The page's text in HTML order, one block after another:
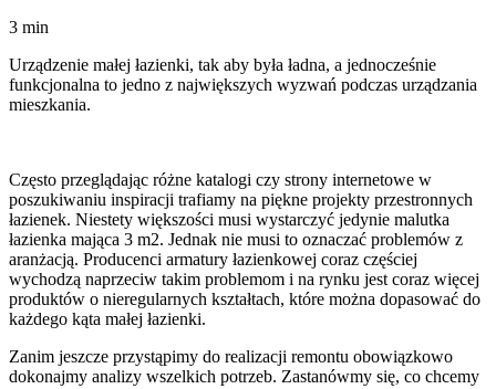
3 min
Urządzenie małej łazienki, tak aby była ładna, a jednocześnie
funkcjonalna to jedno z największych wyzwań podczas urządzania
mieszkania.
Często przeglądając różne katalogi czy strony internetowe w
poszukiwaniu inspiracji trafiamy na piękne projekty przestronnych
łazienek. Niestety większości musi wystarczyć jedynie malutka
łazienka mająca 3 m2. Jednak nie musi to oznaczać problemów z
aranżacją. Producenci armatury łazienkowej coraz częściej
wychodzą naprzeciw takim problemom i na rynku jest coraz więcej
produktów o nieregularnych kształtach, które można dopasować do
każdego kąta małej łazienki.
Zanim jeszcze przystąpimy do realizacji remontu obowiązkowo
dokonajmy analizy wszelkich potrzeb. Zastanówmy się, co chcemy